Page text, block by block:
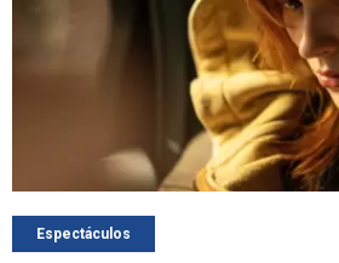
Espectáculos